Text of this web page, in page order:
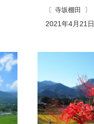
2021年4月21日
寺坂棚田